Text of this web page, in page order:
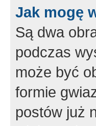
Jak mogę
Są dwa
podczas
może być
formie
postów już